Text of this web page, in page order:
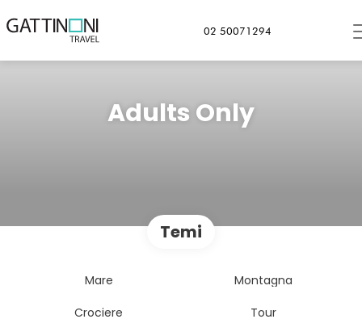
02 50071294
Adults Only
Temi
Mare
Montagna
Crociere
Tour